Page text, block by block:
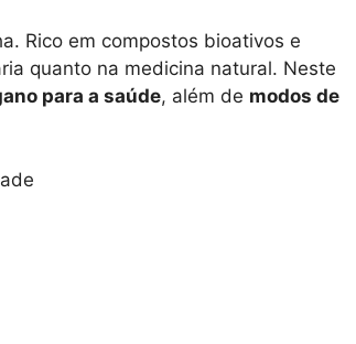
Rico em compostos bioativos e
quanto na medicina natural. Neste
para a saúde, além de modos de